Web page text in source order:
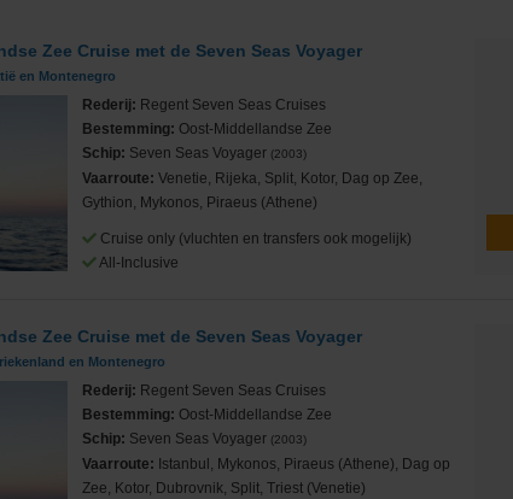
IJsland
Zee Cruise met de Seven Seas Voyager
en Montenegro
Rederij: Regent Seven Seas Cruises
Bestemming: Oost-Middellandse Zee
Schip: Seven Seas Voyager (2003)
Vaarroute:Venetie, Rijeka, Split, Kotor, Dag op Zee,
Gythion, Mykonos, Piraeus (Athene)
Cruise only (vluchten en transfers ook mogelijk)
All-Inclusive
Zee Cruise met de Seven Seas Voyager
en Montenegro
Rederij: Regent Seven Seas Cruises
Bestemming: Oost-Middellandse Zee
Schip: Seven Seas Voyager (2003)
Vaarroute: Istanbul, Mykonos, Piraeus (Athene), Dag op
Zee, Kotor, Dubrovnik, Split, Triest (Venetie)